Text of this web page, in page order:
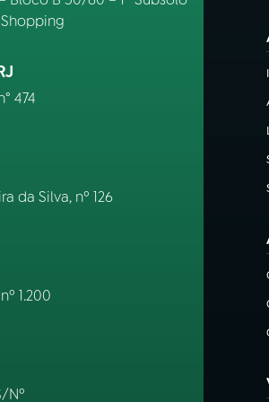
474
da Silva, nº 126
1.200
Nº